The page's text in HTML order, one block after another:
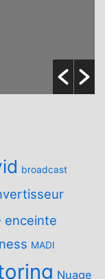
broadcast
enceinte
MADI
Nuage